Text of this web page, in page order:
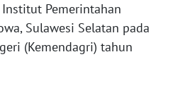
Pemerintahan
Sulawesi Selatan pada
(Kemendagri) tahun